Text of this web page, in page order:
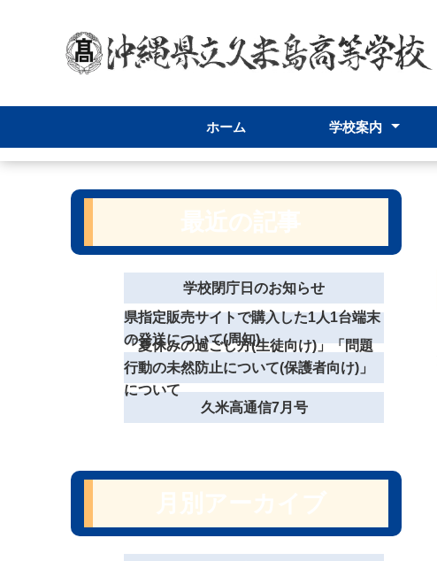
ホーム 学校案内
学校長あいさつ
学校パンフレット
スクールポリシー
学校案内
学校閉庁日のお知らせ
県指定販売サイトで購入した1人1台端末
の発送について(周知)
「夏休みの過ごし方(生徒向け)」「問題
行動の未然防止について(保護者向け)」
について
久米高通信7月号